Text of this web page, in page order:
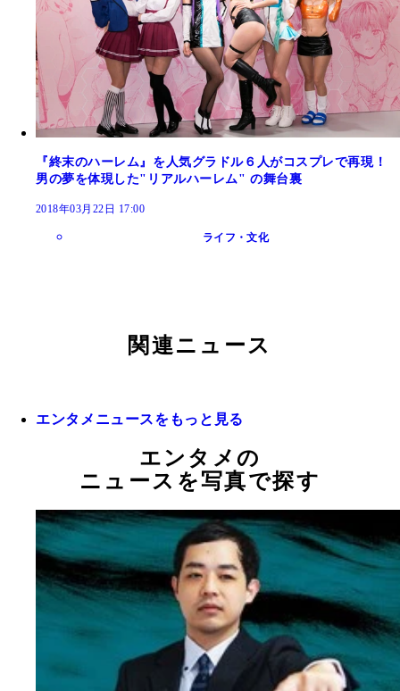
『終末のハーレム』を人気グラドル６人がコスプレで再現！
男の夢を体現した"リアルハーレム" の舞台裏
2018年03月22日 17:00
ライフ・文化
関連ニュース
エンタメニュースをもっと見る
エンタメの
ニュースを写真で探す